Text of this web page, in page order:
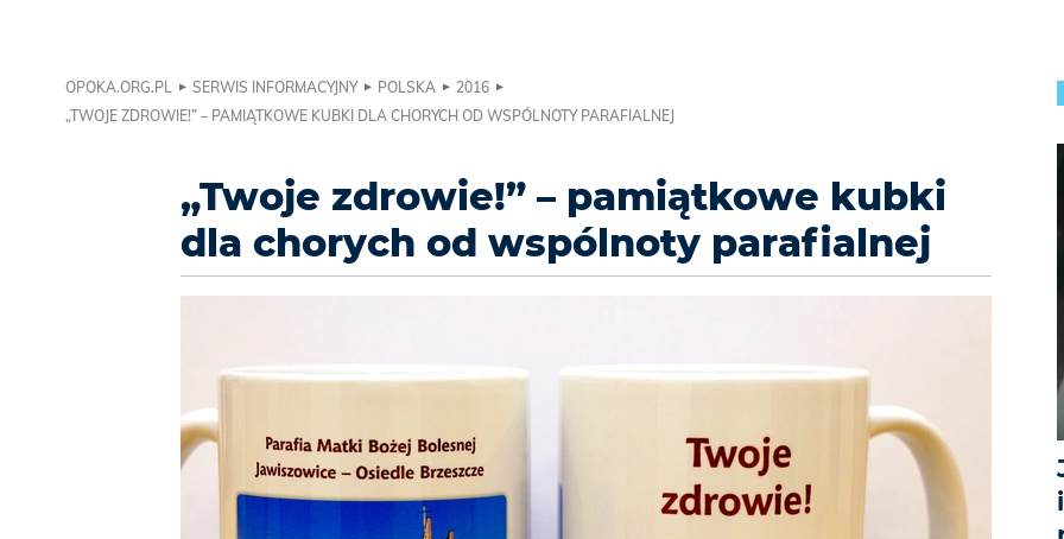
OPOKA.ORG.PL SERWIS INFORMACYJNY POLSKA
2016
„TWOJE ZDROWIE!” – PAMIĄTKOWE KUBKI DLA CHORYCH OD WSPÓLNOTY PARAFIALNEJ
„Twoje zdrowie!” – pamiątkowe kubki
dla chorych od wspólnoty parafialnej